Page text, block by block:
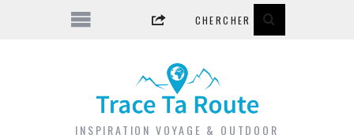
INSPIRATION VOYAGE & OUTDOOR